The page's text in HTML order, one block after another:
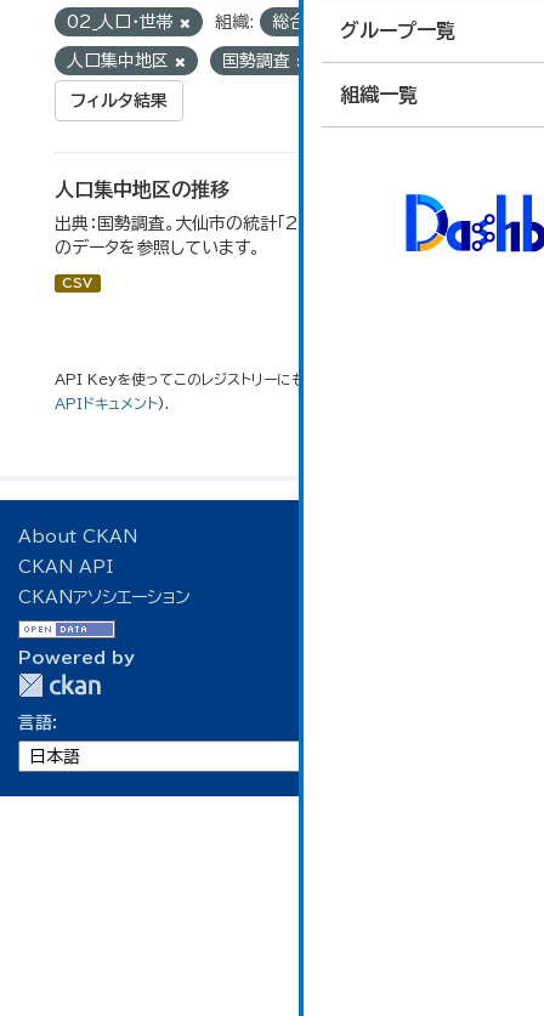
グループ一覧
組織一覧
02_人口・世帯 組織: 総合政策課 タグ:
人口集中地区 国勢調査
フィルタ結果
人口集中地区の推移
出典：国勢調査。大仙市の統計「2-3 人口集中地区の推移」
のデータを参照しています。
CSV
API Keyを使ってこのレジストリーにもアクセス可能です
APIドキュメント).
About CKAN
CKAN API
CKANアソシエーション
Powered by
言語